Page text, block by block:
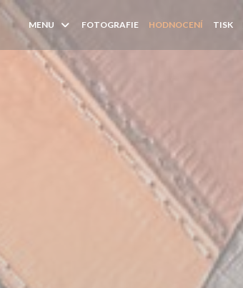
MENU FOTOGRAFIE HODNOCENÍ TISK